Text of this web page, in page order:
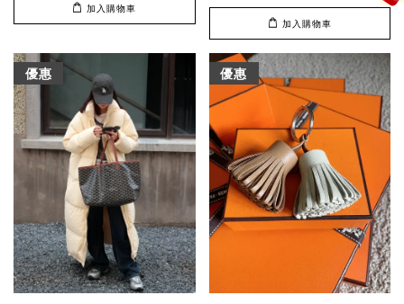
加入購物車
加入購物車
優惠 優惠